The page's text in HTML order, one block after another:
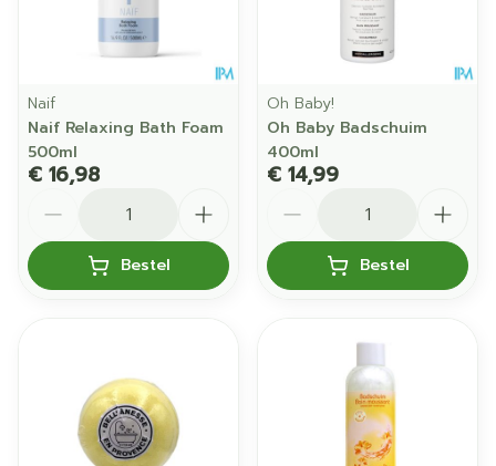
Naif
Naif Relaxing Bath Foam
500ml
€ 16,98
Bestel
Oh Baby!
Oh Baby Badschuim
400ml
€ 14,99
Bestel